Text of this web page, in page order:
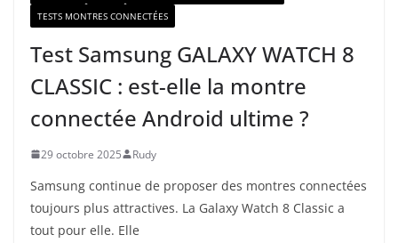
TESTS MONTRES CONNECTÉES
Test Samsung GALAXY WATCH 8
CLASSIC : est-elle la montre
connectée Android ultime ?
29 octobre 2025 Rudy
Samsung continue de proposer des montres connectées
toujours plus attractives. La Galaxy Watch 8 Classic a
tout pour elle. Elle